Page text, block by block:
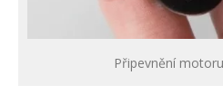
Připevnění